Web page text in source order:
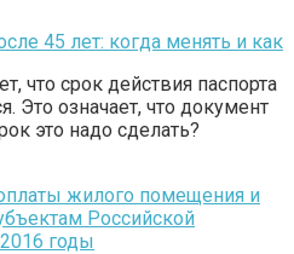
45 лет: когда менять и как
что срок действия паспорта
Это означает, что документ
это надо сделать?
жилого помещения и
Российской
годы